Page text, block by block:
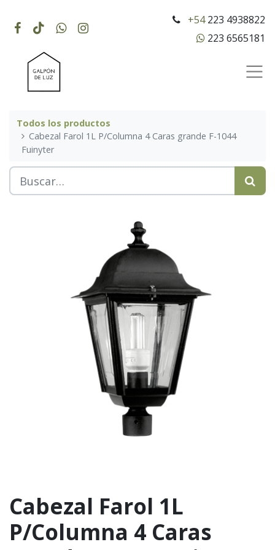
+54223 4938822
223 6565181
Todos los productos
Cabezal Farol 1L P/Columna 4 Caras grande F-1044
Fuinyter
Cabezal Farol 1L
P/Columna 4 Caras